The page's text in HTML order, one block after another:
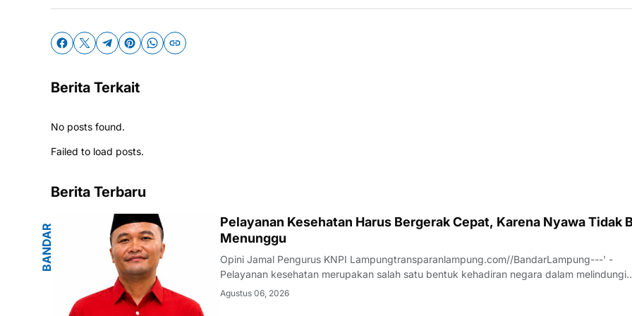
Berita Terkait
No posts found.
Failed to load posts.
Berita Terbaru
B
A
N
D
A
R
L
A
M
P
U
N
Pelayanan Kesehatan Harus Bergerak Cepat, Karena Nyawa Tidak
Menunggu
Opini Jamal Pengurus KNPI Lampungtransparanlampung.com//BandarLampung---' -
Pelayanan kesehatan merupakan salah satu bentuk kehadiran negara dalam melindungi
warganya. Di tengah pesatnya perkembangan teknologi dan meningkatnya ekspektasi
Agustus 06, 2026